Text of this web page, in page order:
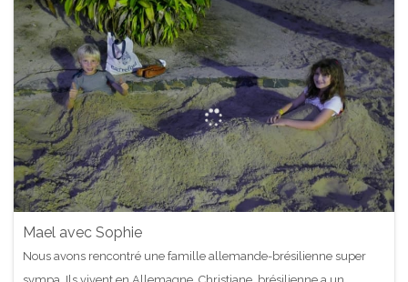
Mael avec Sophie
Nous avons rencontré une famille allemande-brésilienne super